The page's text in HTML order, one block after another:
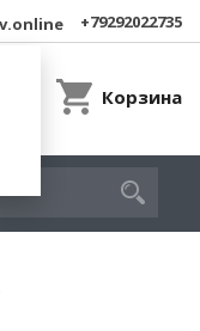
+79292022735
Корзина